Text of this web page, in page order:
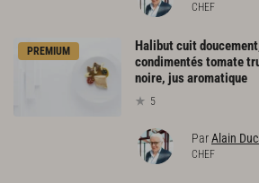
CHEF
PREMIUM
Halibut cuit
condimentés tomate
noire, jus aromatique
5
ParAlain
CHEF